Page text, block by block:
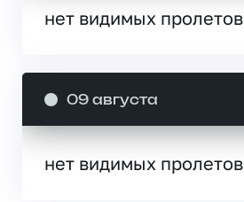
нет видимых пролетов
09 августа
нет видимых пролетов